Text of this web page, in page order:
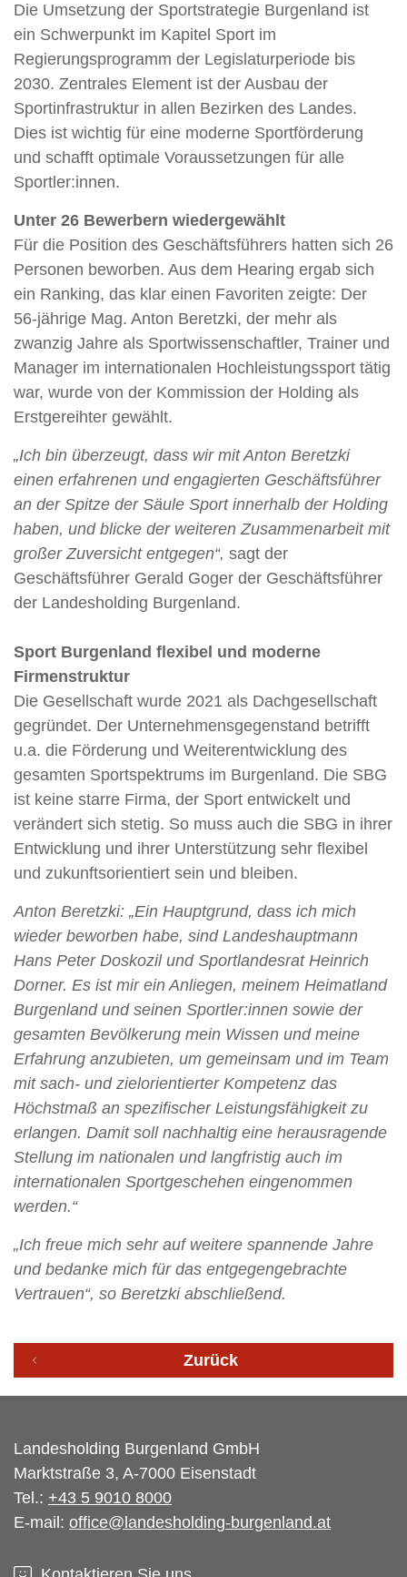
Die Umsetzung der Sportstrategie Burgenland ist
ein Schwerpunkt im Kapitel Sport im
Regierungsprogramm der Legislaturperiode bis
2030. Zentrales Element ist der Ausbau der
Sportinfrastruktur in allen Bezirken des Landes.
Dies ist wichtig für eine moderne Sportförderung
und schafft optimale Voraussetzungen für alle
Sportler:innen.
Unter 26 Bewerbern wiedergewählt
Für die Position des Geschäftsführers hatten sich 26
Personen beworben. Aus dem Hearing ergab sich
ein Ranking, das klar einen Favoriten zeigte: Der
56-jährige Mag. Anton Beretzki, der mehr als
zwanzig Jahre als Sportwissenschaftler, Trainer und
Manager im internationalen Hochleistungssport tätig
war, wurde von der Kommission der Holding als
Erstgereihter gewählt.
„Ich bin überzeugt, dass wir mit Anton Beretzki
einen erfahrenen und engagierten Geschäftsführer
an der Spitze der Säule Sport innerhalb der Holding
haben, und blicke der weiteren Zusammenarbeit mit
großer Zuversicht entgegen“, sagt der
Geschäftsführer Gerald Goger der Geschäftsführer
der Landesholding Burgenland.
Sport Burgenland flexibel und moderne
Firmenstruktur
Die Gesellschaft wurde 2021 als Dachgesellschaft
gegründet. Der Unternehmensgegenstand betrifft
u.a. die Förderung und Weiterentwicklung des
gesamten Sportspektrums im Burgenland. Die SBG
ist keine starre Firma, der Sport entwickelt und
verändert sich stetig. So muss auch die SBG in ihrer
Entwicklung und ihrer Unterstützung sehr flexibel
und zukunftsorientiert sein und bleiben.
Anton Beretzki: „Ein Hauptgrund, dass ich mich
wieder beworben habe, sind Landeshauptmann
Hans Peter Doskozil und Sportlandesrat Heinrich
Dorner. Es ist mir ein Anliegen, meinem Heimatland
Burgenland und seinen Sportler:innen sowie der
gesamten Bevölkerung mein Wissen und meine
Erfahrung anzubieten, um gemeinsam und im Team
mit sach- und zielorientierter Kompetenz das
Höchstmaß an spezifischer Leistungsfähigkeit zu
erlangen. Damit soll nachhaltig eine herausragende
Stellung im nationalen und langfristig auch im
internationalen Sportgeschehen eingenommen
werden.“
„Ich freue mich sehr auf weitere spannende Jahre
und bedanke mich für das entgegengebrachte
Vertrauen“, so Beretzki abschließend.
Zurück
Landesholding Burgenland GmbH
Marktstraße 3, A-7000 Eisenstadt
Tel.: +43 5 9010 8000
E-mail: office@landesholding-burgenland.at